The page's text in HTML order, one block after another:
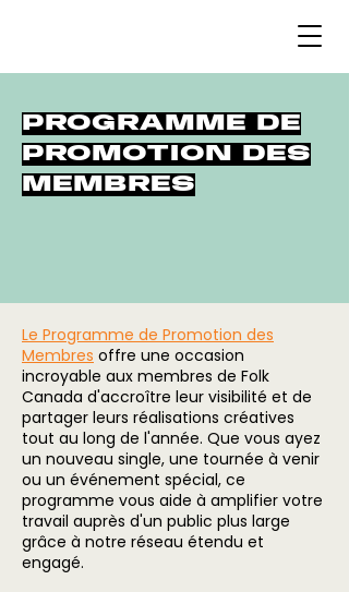
PROGRAMME DE
PROMOTION DES
MEMBRES
Le Programme de Promotion des
Membres offre une occasion
incroyable aux membres de Folk
Canada d'accroître leur visibilité et de
partager leurs réalisations créatives
tout au long de l'année. Que vous ayez
un nouveau single, une tournée à venir
ou un événement spécial, ce
programme vous aide à amplifier votre
travail auprès d'un public plus large
grâce à notre réseau étendu et
engagé.